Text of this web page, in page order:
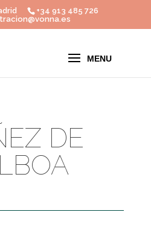
+34 913 485 726
DE